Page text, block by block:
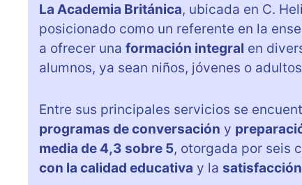
La Academia Británica, ubicada en C.
posicionado como un referente en la
a ofrecer una formación integral en
alumnos, ya sean niños, jóvenes o
Entre sus principales servicios se
programas de conversación y
media de 4,3 sobre 5, otorgada por seis
con la calidad educativa y la